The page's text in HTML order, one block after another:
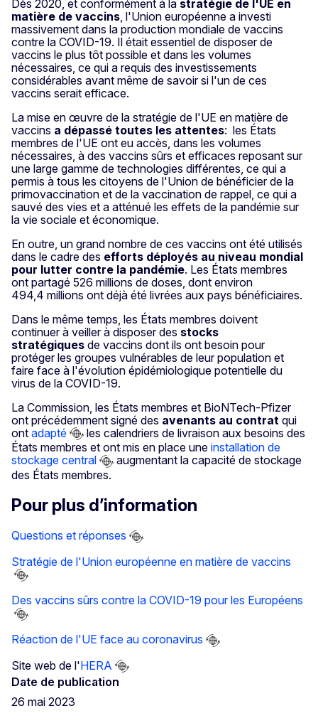
Dès 2020, et conformément à la stratégie de l'UE en
matière de vaccins , l'Union européenne a investi
massivement dans la production mondiale de vaccins
contre la COVID-19. Il était essentiel de disposer de
vaccins le plus tôt possible et dans les volumes
nécessaires, ce qui a requis des investissements
considérables avant même de savoir si l'un de ces
vaccins serait efficace.
La mise en œuvre de la stratégie de l'UE en matière de
vaccins a dépassé toutes les attentes: les États
membres de l'UE ont eu accès, dans les volumes
nécessaires, à des vaccins sûrs et efficaces reposant sur
une large gamme de technologies différentes, ce qui a
permis à tous les citoyens de l'Union de bénéficier de la
primovaccination et de la vaccination de rappel, ce qui a
sauvé des vies et a atténué les effets de la pandémie sur
la vie sociale et économique.
En outre, un grand nombre de ces vaccins ont été utilisés
dans le cadre des efforts déployés au niveau mondial
pour lutter contre la pandémie. Les États membres
ont partagé 526 millions de doses, dont environ
494,4 millions ont déjà été livrées aux pays bénéficiaires.
Dans le même temps, les États membres doivent
continuer à veiller à disposer des stocks
stratégiques de vaccins dont ils ont besoin pour
protéger les groupes vulnérables de leur population et
faire face à l'évolution épidémiologique potentielle du
virus de la COVID-19.
La Commission, les États membres et BioNTech-Pfizer
ont précédemment signé des avenants au contrat qui
ont adapté
les calendriers de livraison aux besoins des
États membres et ont mis en place une installation de
stockage central
augmentant la capacité de stockage
des États membres.
Pour plus d’information
Questions et réponses
Stratégie de l'Union européenne en matière de vaccins
Des vaccins sûrs contre la COVID-19 pour les Européens
Réaction de l'UE face au coronavirus
Site web de l'HERA
Date de publication
26 mai 2023